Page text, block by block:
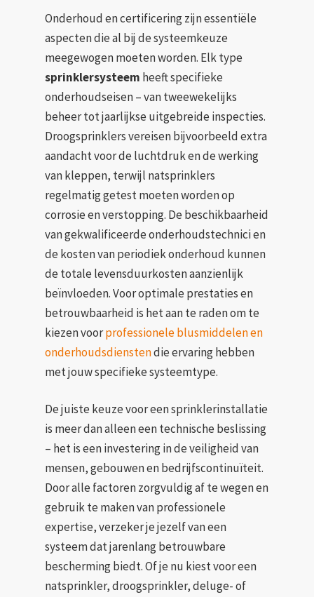
Onderhoud en certificering zijn essentiële
aspecten die al bij de systeemkeuze
meegewogen moeten worden. Elk type
sprinklersysteem heeft specifieke
onderhoudseisen – van tweewekelijks
beheer tot jaarlijkse uitgebreide inspecties.
Droogsprinklers vereisen bijvoorbeeld extra
aandacht voor de luchtdruk en de werking
van kleppen, terwijl natsprinklers
regelmatig getest moeten worden op
corrosie en verstopping. De beschikbaarheid
van gekwalificeerde onderhoudstechnici en
de kosten van periodiek onderhoud kunnen
de totale levensduurkosten aanzienlijk
beïnvloeden. Voor optimale prestaties en
betrouwbaarheid is het aan te raden om te
kiezen voorprofessionele blusmiddelen en
onderhoudsdienstendie ervaring hebben
met jouw specifieke systeemtype.
De juiste keuze voor een sprinklerinstallatie
is meer dan alleen een technische beslissing
– het is een investering in de veiligheid van
mensen, gebouwen en bedrijfscontinuïteit.
Door alle factoren zorgvuldig af te wegen en
gebruik te maken van professionele
expertise, verzeker je jezelf van een
systeem dat jarenlang betrouwbare
bescherming biedt. Of je nu kiest voor een
natsprinkler, droogsprinkler, deluge- of